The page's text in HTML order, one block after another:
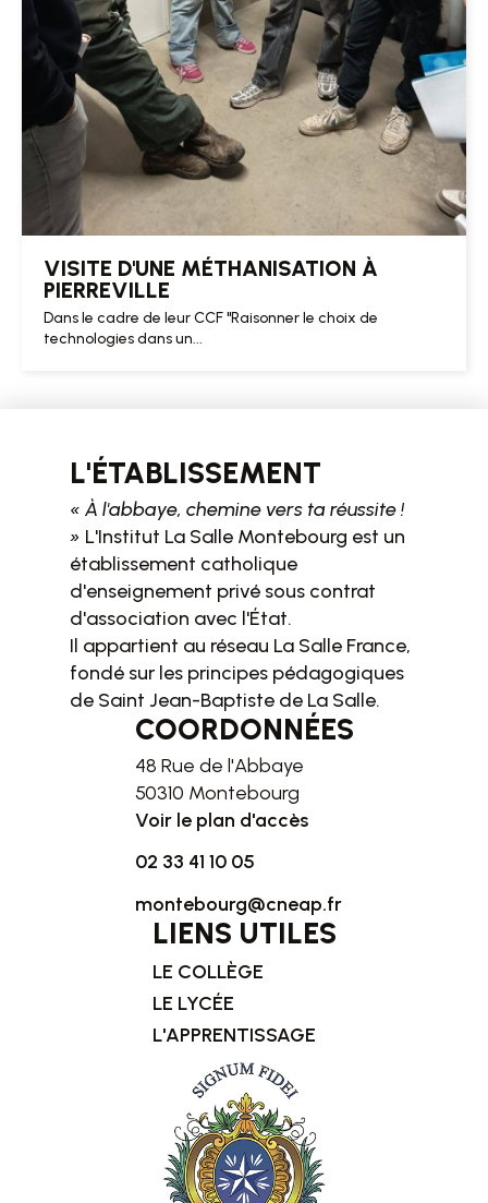
VISITE D'UNE MÉTHANISATION À
PIERREVILLE
Dans le cadre de leur CCF "Raisonner le choix de
technologies dans un...
L'ÉTABLISSEMENT
« À l'abbaye, chemine vers ta réussite !
» L'Institut La Salle Montebourg est un
établissement catholique
d'enseignement privé sous contrat
d'association avec l'État.
Il appartient au réseau La Salle France,
fondé sur les principes pédagogiques
de Saint Jean-Baptiste de La Salle.
COORDONNÉES
48 Rue de l'Abbaye
50310 Montebourg
Voir le plan d'accès
02 33 41 10 05
montebourg@cneap.fr
LIENS UTILES
LE COLLÈGE
LE LYCÉE
L'APPRENTISSAGE